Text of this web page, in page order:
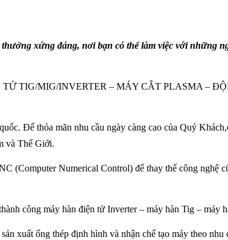
xứng đáng, nơi bạn có thể làm việc với những
TIG/MIG/INVERTER – MÁY CẮT PLASMA –
Để thỏa mãn nhu cầu ngày càng cao của Quý
và Thế Giới.
(Computer Numerical Control) để thay thế công nghệ
công máy hàn điện tử Inverter – máy hàn Tig – máy
xuất ống thép định hình và nhận chế tạo máy theo nhu